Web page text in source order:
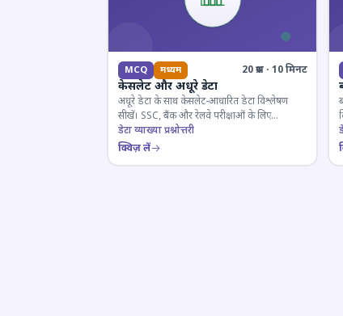
MCQ मध्यम 20 प्रश्न · 10 मिनट
केसलेट और अधूरे डेटा
अधूरे डेटा के साथ केसलेट-आधारित डेटा विश्लेषण
सीखें। SSC, बैंक और रेलवे परीक्षाओं के लिए
महत्वपूर्ण।
डेटा व्याख्या प्रश्नोत्तरी
क्विज़ लें